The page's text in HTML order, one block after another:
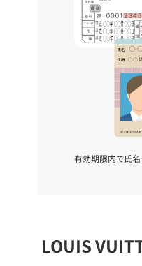
有効期限内で氏名
LOUIS